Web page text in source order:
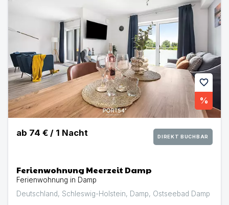
favorite
%
ab 74 € / 1 Nacht DIREKT BUCHBAR
Ferienwohnung Meerzeit Damp
Ferienwohnung in Damp
Deutschland, Schleswig-Holstein, Damp, Ostseebad Damp